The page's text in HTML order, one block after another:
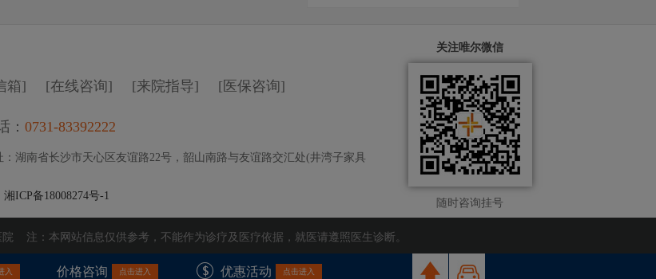
箱] [在线咨询] [来院指导] [医保咨询]
： 0731-83392222
：湖南省长沙市天心区友谊路22号，韶山南路与友谊路交汇处(井湾子家具
湘ICP备18008274号-1
关注唯尔微信
随时咨询挂号
注：本网站信息仅供参考，不能作为诊疗及医疗依据，就医请遵照医生诊断。
入 价格咨询 点击进入 优惠活动 点击进入